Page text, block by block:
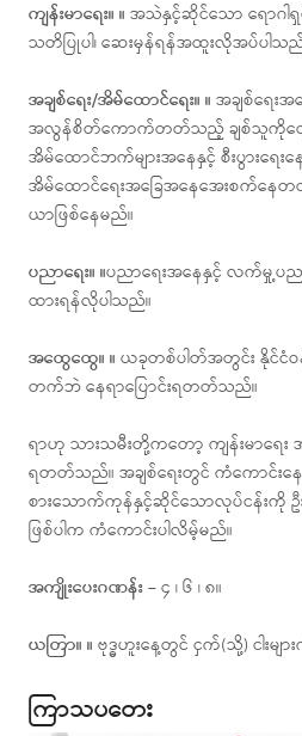
ကျန်းမာရေး။ ။ အသဲနှင့်ဆိုင်သော ရောဂါ
သတိပြုပါ၊ ဆေးမှန်ရန်အထူးလိုအပ်ပါသ
အချစ်ရေး/အိမ်ထောင်ရေး။ ။ အချစ်ရေး
အလွန်စိတ်ကောက်တတ်သည့် ချစ်သူကိုတွ
အိမ်ထောင်ဘက်များအနေနှင့် စီးပွားရေ
အိမ်ထောင်ရေးအခြေအနေအေးစက်နေ
ယာဖြစ်နေမည်။
ပညာရေး။ ။ပညာရေးအနေနှင့် လက်မှု့ပ
ထားရန်လိုပါသည်။
အထွေထွေ။ ။ ယခုတစ်ပါတ်အတွင်း နိုင်ငံဝ
တက်ဘဲ နေရာပြောင်းရတတ်သည်။
ရာဟု သားသမီးတို့ကတော့ ကျန်းမာရေး
ရတတ်သည်။ အချစ်ရေးတွင် ကံကောင်းန
စားသောက်ကုန်နှင့်ဆိုင်သောလုပ်ငန်းကို ဦ
ဖြစ်ပါက ကံကောင်းပါလိမ့်မည်။
အကျိုးပေးဂဏန်း –၄ ၊ ၆ ၊ ၈။
ယတြာ။ ။ ဗုဒ္ဓဟူးနေ့တွင် ငှက်(သို့) ငါးမျာ
ကြာသပတေး